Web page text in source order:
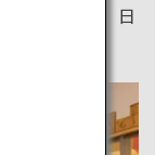
しめる店が、日